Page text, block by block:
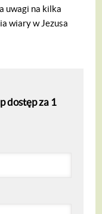
uwagi na kilka
wiary w Jezusa
dostęp za 1